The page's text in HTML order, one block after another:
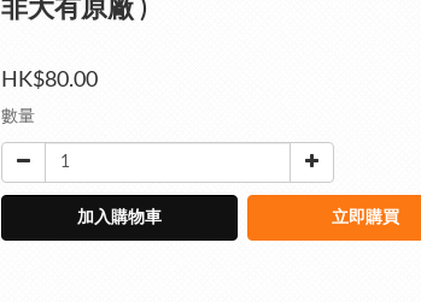
非大有原廠 )
HK$80.00
數量
加入購物車 立即購買